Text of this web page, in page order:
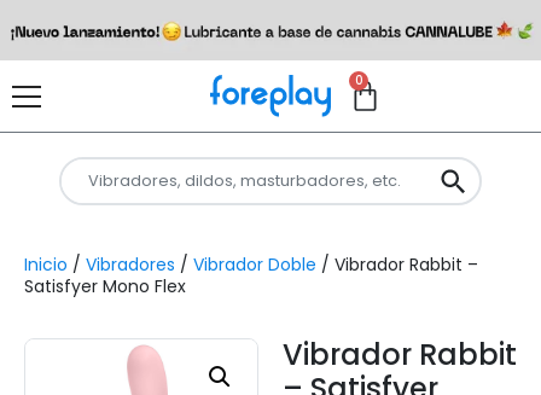
0
Inicio / Vibradores / Vibrador Doble / Vibrador Rabbit –
Satisfyer Mono Flex
Vibrador Rabbit